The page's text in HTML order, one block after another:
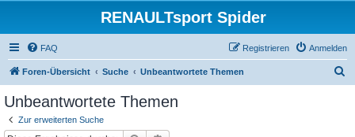
RENAULTsport Spider
FAQ Anmelden
Registrieren
Foren-Übersicht Suche Unbeantwortete Themen
Unbeantwortete Themen
Zur erweiterten Suche